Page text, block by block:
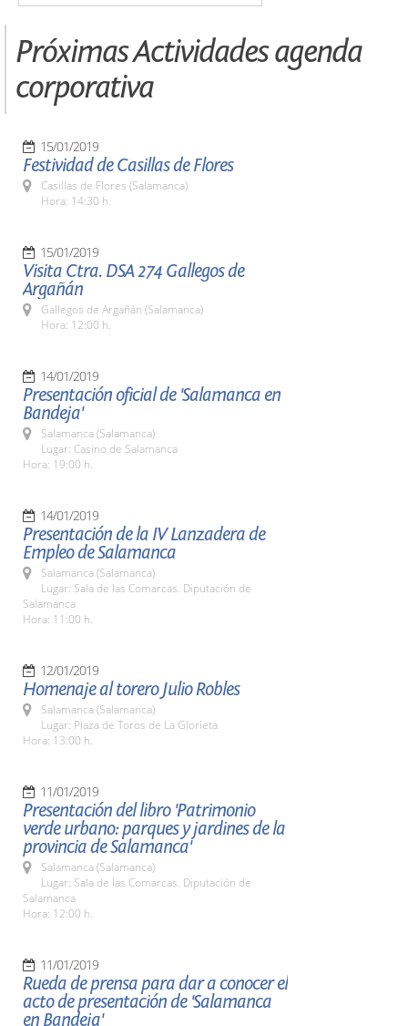
Próximas Actividades agenda
corporativa
15/01/2019
Festividad de Casillas de Flores
Casillas de Flores (Salamanca)
Hora: 14:30 h.
15/01/2019
Visita Ctra. DSA 274 Gallegos de
Argañán
Gallegos de Argañán (Salamanca)
Hora: 12:00 h.
14/01/2019
Presentación oficial de 'Salamanca en
Bandeja'
Salamanca (Salamanca)
Lugar: Casino de Salamanca
Hora: 19:00 h.
14/01/2019
Presentación de la IV Lanzadera de
Empleo de Salamanca
Salamanca (Salamanca)
Lugar: Sala de las Comarcas. Diputación de
Salamanca
Hora: 11:00 h.
12/01/2019
Homenaje al torero Julio Robles
Salamanca (Salamanca)
Lugar: Plaza de Toros de La Glorieta
Hora: 13:00 h.
11/01/2019
Presentación del libro 'Patrimonio
verde urbano: parques y jardines de la
provincia de Salamanca'
Salamanca (Salamanca)
Lugar: Sala de las Comarcas. Diputación de
Salamanca
Hora: 12:00 h.
11/01/2019
Rueda de prensa para dar a conocer el
acto de presentación de 'Salamanca
en Bandeja'